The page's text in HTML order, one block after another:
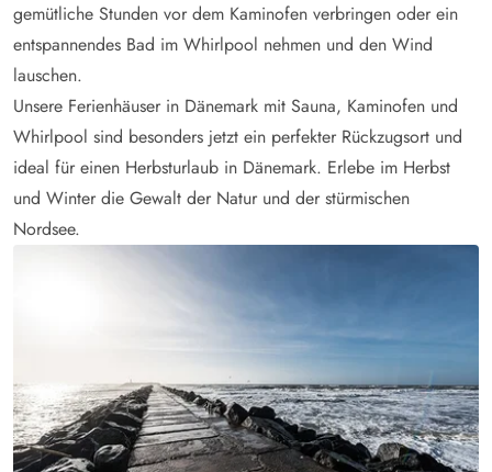
gemütliche Stunden vor dem Kaminofen verbringen oder ein
entspannendes Bad im Whirlpool nehmen und den Wind
lauschen.
Unsere Ferienhäuser in Dänemark mit Sauna, Kaminofen und
Whirlpool sind besonders jetzt ein perfekter Rückzugsort und
ideal für einen Herbsturlaub in Dänemark. Erlebe im Herbst
und Winter die Gewalt der Natur und der stürmischen
Nordsee.